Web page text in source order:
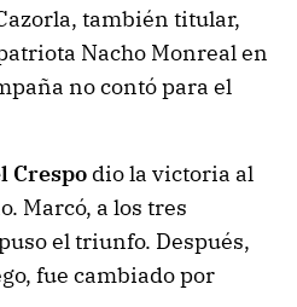
también titular,
Nacho Monreal en
no contó para el
Crespo dio la victoria al
Marcó, a los tres
el triunfo. Después,
fue cambiado por